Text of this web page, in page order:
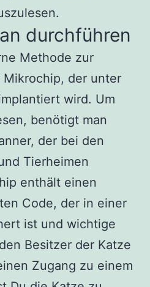
durchführen
Methode zur
der unter
wird. Um
benötigt man
der bei den
Tierheimen
enthält einen
Code, der in einer
ist und wichtige
Besitzer der Katze
Zugang zu einem